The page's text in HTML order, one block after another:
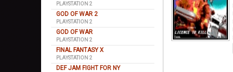
PLAYSTATION 2
GOD OF WAR 2
PLAYSTATION 2
GOD OF WAR
PLAYSTATION 2
FINAL FANTASY X
PLAYSTATION 2
DEF JAM FIGHT FOR NY